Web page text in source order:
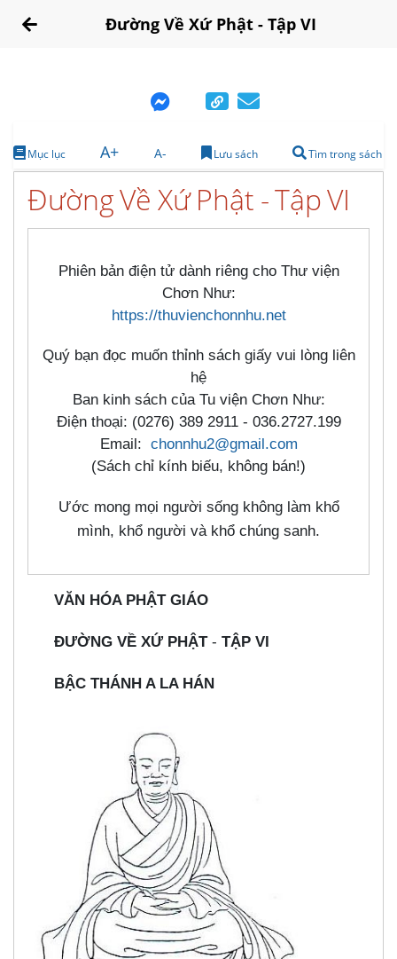
Đường Về Xứ Phật - Tập VI
Mục lục A+ A- Lưu sách Tìm trong sách
Đường Về Xứ Phật - Tập VI
Phiên bản điện tử dành riêng cho Thư viện
Chơn Như:
https://thuvienchonnhu.net
Quý bạn đọc muốn thỉnh sách giấy vui lòng liên
hệ
Ban kinh sách của Tu viện Chơn Như:
Điện thoại: (0276) 389 2911 - 036.2727.199
Email: chonnhu2@gmail.com
(Sách chỉ kính biếu, không bán!)
Ước mong mọi người sống không làm khổ
mình, khổ người và khổ chúng sanh.
VĂN HÓA PHẬT GIÁO
ĐƯỜNG VỀ XỨ PHẬT- TẬP VI
BẬC THÁNH A LA HÁN